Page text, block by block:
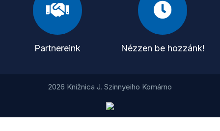
Partnereink Nézzen be hozzánk!
2026 Knižnica J. Szinnyeiho Komárno